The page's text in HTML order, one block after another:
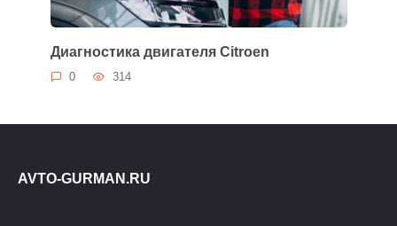
Диагностика двигателя Citroen
0 314
AVTO-GURMAN.RU